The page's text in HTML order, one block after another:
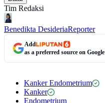
Tim Redaksi
Benedikta DesideriaReporter
Add
as a preferred source on Google
Kanker Endometrium
Kanker
Endometrium